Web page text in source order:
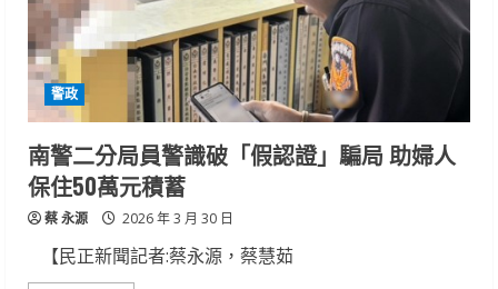
款！
警政
南警二分局員警識破「假認證」騙局 助婦人
保住50萬元積蓄
蔡 永源 2026 年 3 月 30 日
【民正新聞記者:蔡永源，蔡慧茹